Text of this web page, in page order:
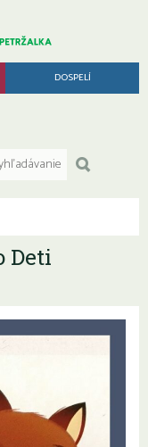
DOSPELÍ
Deti